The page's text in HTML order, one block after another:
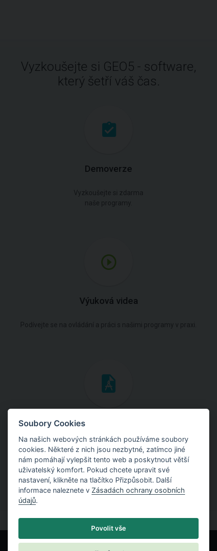
Vyzkoušejte si GEO5 - software,
který šetří váš čas.
Demoverze
Vyzkoušejte si zdarma
naše programy.
Výuková videa
Podívejte se na ovládání a práci s našimi programy v praxi.
Inženýrské manuály
Stáhněte si manuály s teoretickými i praktickými ukázkami
použití programů.
Soubory Cookies
Na našich webových stránkách používáme soubory
cookies. Některé z nich jsou nezbytné, zatímco jiné
nám pomáhají vylepšit tento web a poskytnout větší
uživatelský komfort. Pokud chcete upravit své
nastavení, klikněte na tlačítko Přizpůsobit. Další
informace naleznete v Zásadách ochrany osobních
údajů.
Povolit vše